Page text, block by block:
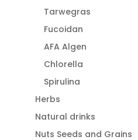
Tarwegras
Fucoidan
AFA Algen
Chlorella
Spirulina
Herbs
Natural drinks
Nuts Seeds and Grains